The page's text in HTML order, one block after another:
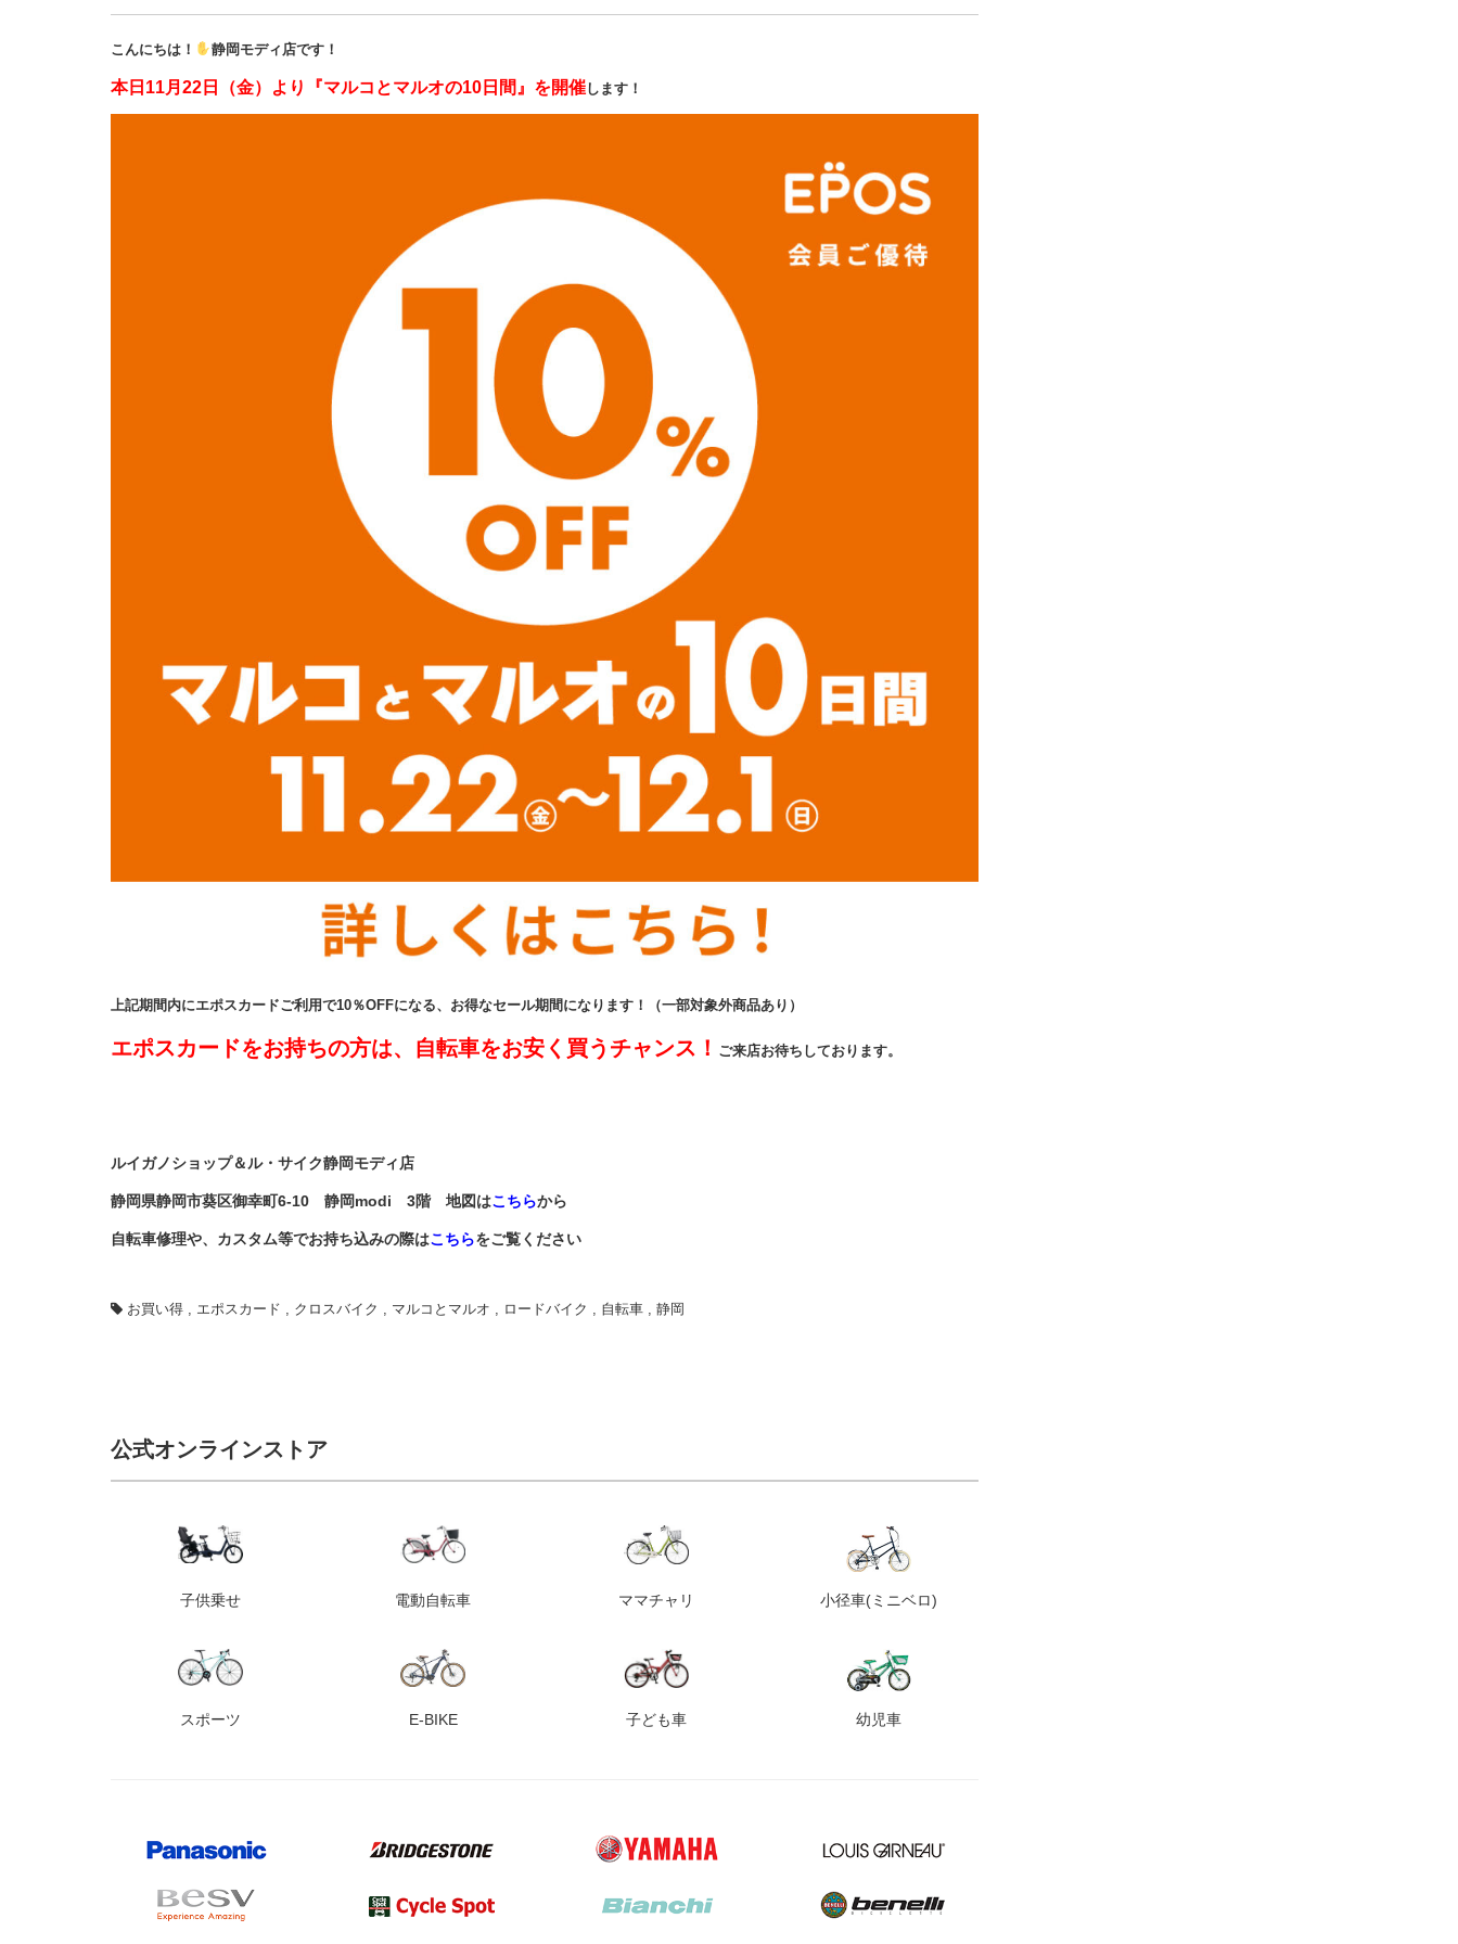
こんにちは！ 静岡モディ店です！
本日 11月22日（金）より『マルコとマルオの10日間』を開催します！
上記期間内にエポスカードご利用で10％OFFになる、お得なセール期間になります！（一部対象外商品あり）
エポスカードをお持ちの方は、自転車をお安く買うチャンス！ ご来店お待ちしております。
ルイガノショップ＆ル・サイク静岡モディ店
静岡県静岡市葵区御幸町6-10 静岡modi 3階 地図はこちらから
自転車修理や、カスタム等でお持ち込みの際はこちらをご覧ください
お買い得 , エポスカード , クロスバイク , マルコとマルオ , ロードバイク , 自転車 , 静岡
公式オンラインストア
子供乗せ 電動自転車 ママチャリ 小径車(ミニベロ)
スポーツ E-BIKE 子ども車 幼児車